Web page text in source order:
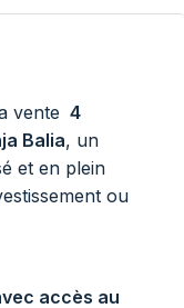
vente 4
Balia, un
et en plein
ou
accès au